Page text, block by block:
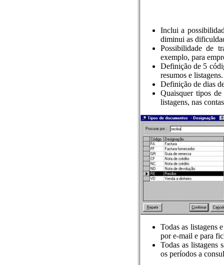
Inclui a
diminui as
Possibilidade de
exemplo, para
Definição de 5
resumos e listagens.
Definição de dias
Quaisquer tipos
listagens, nas
Todas as listagens
por e-mail e para
Todas as listagens
os períodos a